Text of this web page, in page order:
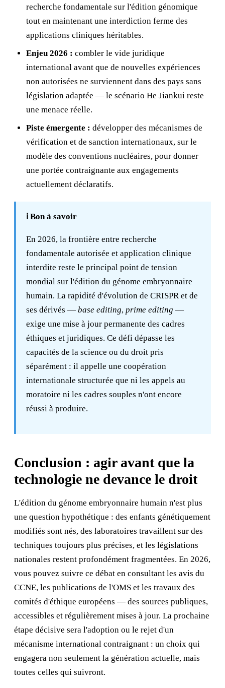
recherche fondamentale sur l'édition génomique
tout en maintenant une interdiction ferme des
applications cliniques héritables.
Enjeu 2026 : combler le vide juridique
international avant que de nouvelles expériences
non autorisées ne surviennent dans des pays sans
législation adaptée — le scénario He Jiankui reste
une menace réelle.
Piste émergente : développer des mécanismes de
vérification et de sanction internationaux, sur le
modèle des conventions nucléaires, pour donner
une portée contraignante aux engagements
actuellement déclaratifs.
ℹ️ Bon à savoir
En 2026, la frontière entre recherche
fondamentale autorisée et application clinique
interdite reste le principal point de tension
mondial sur l'édition du génome embryonnaire
humain. La rapidité d'évolution de CRISPR et de
ses dérivés — base editing, prime editing —
exige une mise à jour permanente des cadres
éthiques et juridiques. Ce défi dépasse les
capacités de la science ou du droit pris
séparément : il appelle une coopération
internationale structurée que ni les appels au
moratoire ni les cadres souples n'ont encore
réussi à produire.
Conclusion : agir avant que la
technologie ne devance le droit
L'édition du génome embryonnaire humain n'est plus
une question hypothétique : des enfants génétiquement
modifiés sont nés, des laboratoires travaillent sur des
techniques toujours plus précises, et les législations
nationales restent profondément fragmentées. En 2026,
vous pouvez suivre ce débat en consultant les avis du
CCNE, les publications de l'OMS et les travaux des
comités d'éthique européens — des sources publiques,
accessibles et régulièrement mises à jour. La prochaine
étape décisive sera l'adoption ou le rejet d'un
mécanisme international contraignant : un choix qui
engagera non seulement la génération actuelle, mais
toutes celles qui suivront.